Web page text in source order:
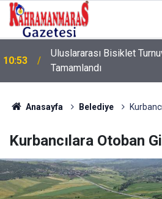
10:09 Sonumuz Yakın mı?
Anasayfa Belediye
Kurbancılara Otoban